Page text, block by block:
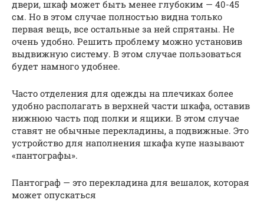
двери, шкаф может быть менее глубоким — 40-45
см. Но в этом случае полностью видна только
первая вещь, все остальные за ней спрятаны. Не
очень удобно. Решить проблему можно установив
выдвижную систему. В этом случае пользоваться
будет намного удобнее.
Часто отделения для одежды на плечиках более
удобно располагать в верхней части шкафа, оставив
нижнюю часть под полки и ящики. В этом случае
ставят не обычные перекладины, а подвижные. Это
устройство для наполнения шкафа купе называют
«пантографы».
Пантограф — это перекладина для вешалок, которая
может опускаться